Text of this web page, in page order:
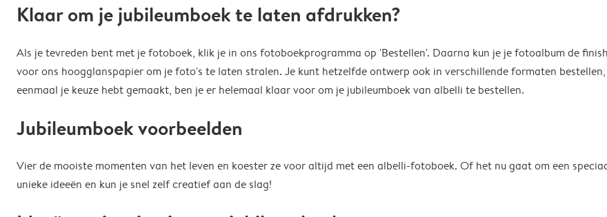
Klaar om je jubileumboek te laten afdrukken?
Als je tevreden bent met je fotoboek, klik je in ons fotoboekprogramma op 'Bestellen'. Daarna kun je je fotoalbum de
voor ons hoogglanspapier om je foto's te laten stralen. Je kunt hetzelfde ontwerp ook in verschillende formaten
eenmaal je keuze hebt gemaakt, ben je er helemaal klaar voor om je jubileumboek van albelli te bestellen.
Jubileumboek voorbeelden
Vier de mooiste momenten van het leven en koester ze voor altijd met een albelli-fotoboek. Of het nu gaat om een
unieke ideeën en kun je snel zelf creatief aan de slag!